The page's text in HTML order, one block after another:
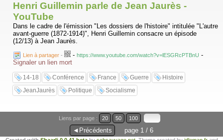
Henri Guillemin parle de Jean Jaurès -
YouTube
Dans le cadre de l'émission "Les dossiers de l'histoire" intitulée "L'autre
avant-guerre (1872-1914)", Henri Guillemin consacre un épisode
(12/13) à Jean Jaurès.
Lien à partager - - https://www.youtube.com/watch?v=lESGRcPTBnU -
Signaler un lien mort
14-18 Conférence France Guerre
Histoire
JeanJaurès
Politique Socialisme
Liens par page : 20 50 100
◄Précédents page 1 / 6